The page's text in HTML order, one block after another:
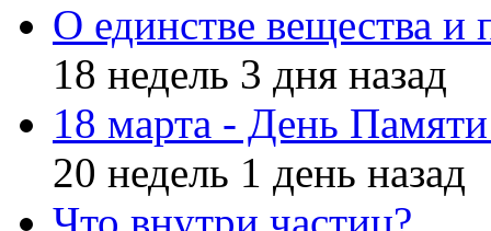
О единстве вещества и
18 недель 3 дня назад
18 марта - День
20 недель 1 день назад